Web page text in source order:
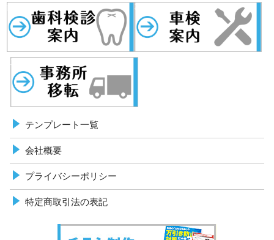
事務所移転
車検案内
テンプレート一覧
会社概要
プライバシーポリシー
特定商取引法の表記